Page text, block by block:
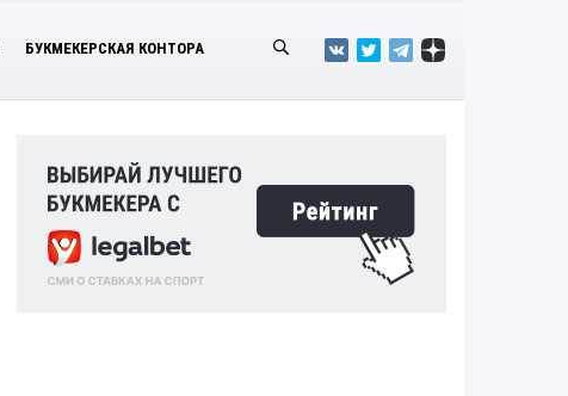
БУКМЕКЕРСКАЯ КОНТОРА